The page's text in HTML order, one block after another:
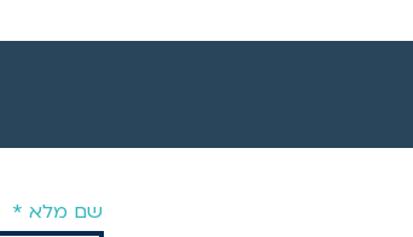
שם מלא